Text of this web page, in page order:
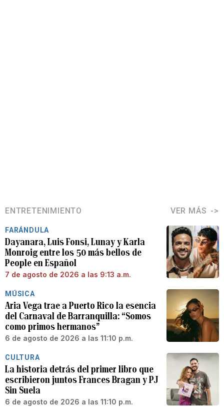
ENTRETENIMIENTO VER MÁS
FARÁNDULA
Dayanara, Luis Fonsi, Lunay y Karla
Monroig entre los 50 más bellos de
People en Español
7 de agosto de 2026 a las 9:13 a.m.
MÚSICA
Aria Vega trae a Puerto Rico la esencia
del Carnaval de Barranquilla: “Somos
como primos hermanos”
6 de agosto de 2026 a las 11:10 p.m.
CULTURA
La historia detrás del primer libro que
escribieron juntos Frances Bragan y PJ
Sin Suela
6 de agosto de 2026 a las 11:10 p.m.